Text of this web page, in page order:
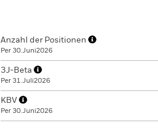
Anzahl der Positionen
Per 30.Juni2026
3J-Beta
Per 31.Juli2026
KBV
Per 30.Juni2026